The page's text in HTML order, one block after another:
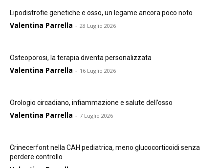
Lipodistrofie genetiche e osso, un legame ancora poco noto
Valentina Parrella - 28 Luglio 2026
Osteoporosi, la terapia diventa personalizzata
Valentina Parrella - 16 Luglio 2026
Orologio circadiano, infiammazione e salute dell’osso
Valentina Parrella - 7 Luglio 2026
Crinecerfont nella CAH pediatrica, meno glucocorticoidi senza
perdere controllo